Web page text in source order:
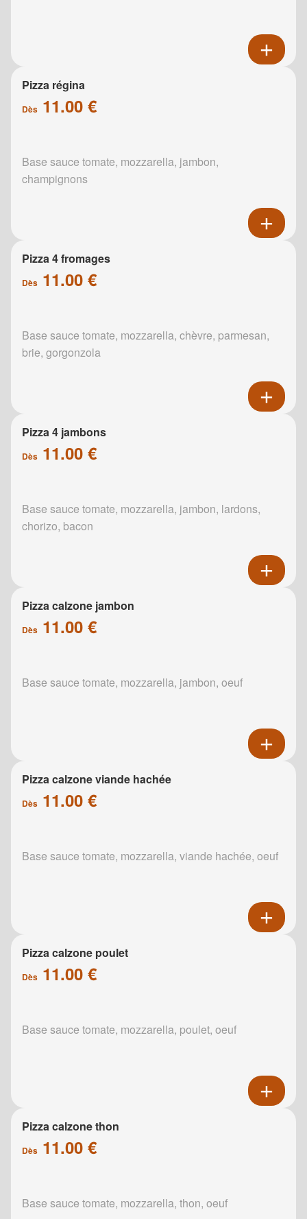
Pizza régina
Dès 11.00 €
Base sauce tomate, mozzarella, jambon,
champignons
Pizza 4 fromages
Dès 11.00 €
Base sauce tomate, mozzarella, chèvre, parmesan,
brie, gorgonzola
Pizza 4 jambons
Dès 11.00 €
Base sauce tomate, mozzarella, jambon, lardons,
chorizo, bacon
Pizza calzone jambon
Dès 11.00 €
Base sauce tomate, mozzarella, jambon, oeuf
Pizza calzone viande hachée
Dès 11.00 €
Base sauce tomate, mozzarella, viande hachée, oeuf
Pizza calzone poulet
Dès 11.00 €
Base sauce tomate, mozzarella, poulet, oeuf
Pizza calzone thon
Dès 11.00 €
Base sauce tomate, mozzarella, thon, oeuf